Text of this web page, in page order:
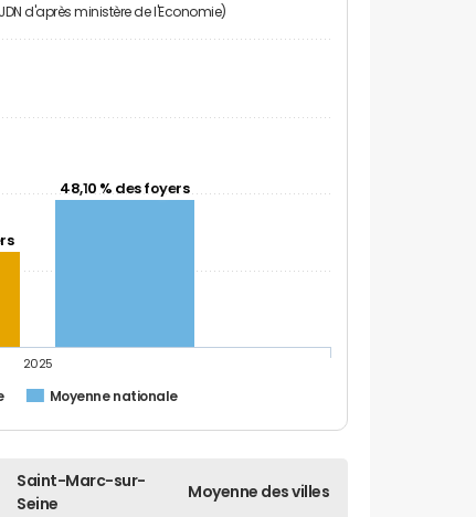
d'après ministère de l'Economie)
48,10 % des foyers
Moyenne nationale
2025
Saint-Marc-sur-
Seine
Moyenne des villes